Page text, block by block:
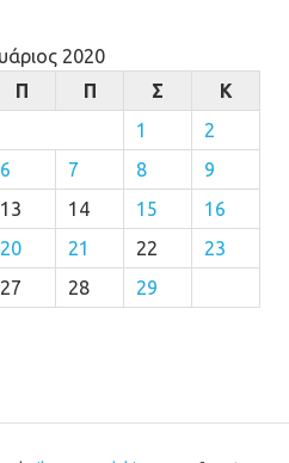
2020
Π Π Σ
Κ
1
2
6 7 8
9
13 14 15
16
20 21 22
23
27 28 29